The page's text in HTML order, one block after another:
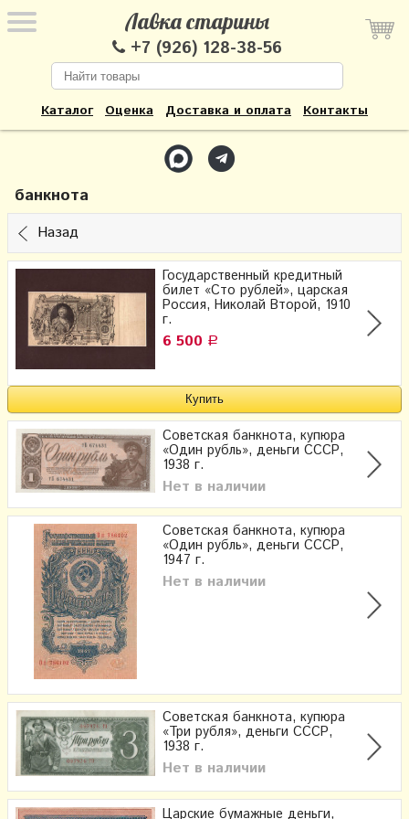
Лавка старины
+7 (926) 128-38-56
Каталог Оценка Доставка и оплата Контакты
банкнота
Назад
Государственный кредитный
билет «Сто рублей», царская
Россия, Николай Второй, 1910
г.
6 500 Р
Советская банкнота, купюра
«Один рубль», деньги CCCР,
1938 г.
Нет в наличии
Советская банкнота, купюра
«Один рубль», деньги CCCР,
1947 г.
Нет в наличии
Советская банкнота, купюра
«Три рубля», деньги CCCР,
1938 г.
Нет в наличии
Царские бумажные деньги,